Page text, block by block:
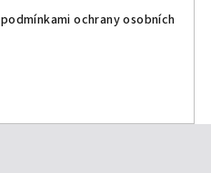
podmínkami ochrany osobních